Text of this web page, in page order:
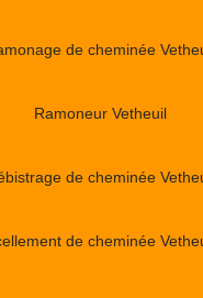
de cheminée
Ramoneur Vetheuil
de cheminée
de cheminée